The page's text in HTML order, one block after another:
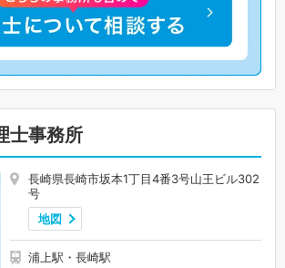
士事務所
長崎県長崎市坂本1丁目4番3号山王ビル302
号
地図
浦上駅・長崎駅